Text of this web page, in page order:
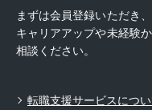
まずは会員登録いただき
キャリアアップや未経験
相談ください。
転職支援サービスにつ